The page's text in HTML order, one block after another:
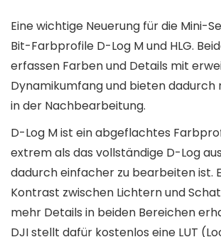
Eine wichtige Neuerung für die Mini-
Bit-Farbprofile D-Log M und HLG.
erfassen Farben und Details mit
Dynamikumfang und bieten dadurch
in der Nachbearbeitung.
D-Log M ist ein abgeflachtes
extrem als das vollständige D-Log
dadurch einfacher zu bearbeiten ist.
Kontrast zwischen Lichtern und
mehr Details in beiden Bereichen
DJI stellt dafür kostenlos eine LUT